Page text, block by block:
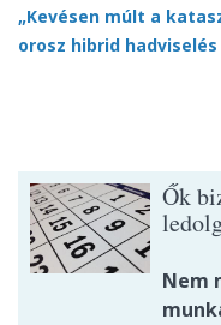
„Kevésen múlt a
orosz hibrid hadviselés
Ők
Nem